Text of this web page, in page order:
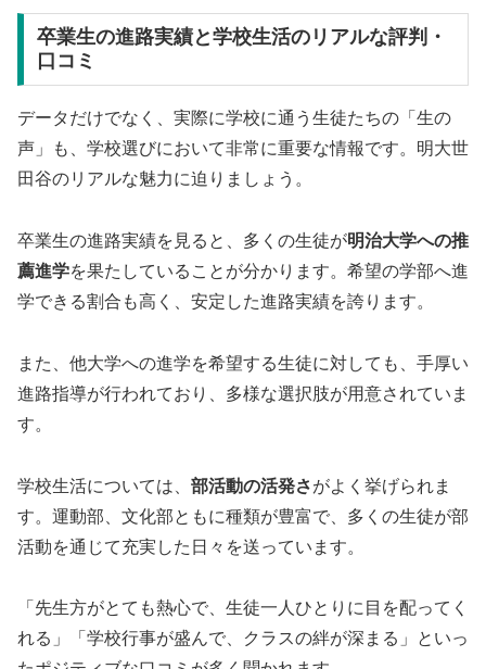
卒業生の進路実績と学校生活のリアルな評判・
口コミ
データだけでなく、実際に学校に通う生徒たちの「生の
声」も、学校選びにおいて非常に重要な情報です。明大世
田谷のリアルな魅力に迫りましょう。
卒業生の進路実績を見ると、多くの生徒が明治大学への推
薦進学を果たしていることが分かります。希望の学部へ進
学できる割合も高く、安定した進路実績を誇ります。
また、他大学への進学を希望する生徒に対しても、手厚い
進路指導が行われており、多様な選択肢が用意されていま
す。
学校生活については、 部活動の活発さがよく挙げられま
す。運動部、文化部ともに種類が豊富で、多くの生徒が部
活動を通じて充実した日々を送っています。
「先生方がとても熱心で、生徒一人ひとりに目を配ってく
れる」「学校行事が盛んで、クラスの絆が深まる」といっ